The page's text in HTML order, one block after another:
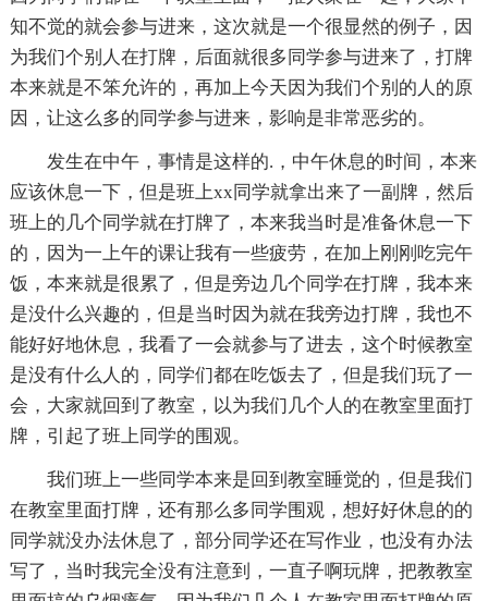
知不觉的就会参与进来，这次就是一个很显然的例子，因
为我们个别人在打牌，后面就很多同学参与进来了，打牌
本来就是不笨允许的，再加上今天因为我们个别的人的原
因，让这么多的同学参与进来，影响是非常恶劣的。
发生在中午，事情是这样的.，中午休息的时间，本来
应该休息一下，但是班上xx同学就拿出来了一副牌，然后
班上的几个同学就在打牌了，本来我当时是准备休息一下
的，因为一上午的课让我有一些疲劳，在加上刚刚吃完午
饭，本来就是很累了，但是旁边几个同学在打牌，我本来
是没什么兴趣的，但是当时因为就在我旁边打牌，我也不
能好好地休息，我看了一会就参与了进去，这个时候教室
是没有什么人的，同学们都在吃饭去了，但是我们玩了一
会，大家就回到了教室，以为我们几个人的在教室里面打
牌，引起了班上同学的围观。
我们班上一些同学本来是回到教室睡觉的，但是我们
在教室里面打牌，还有那么多同学围观，想好好休息的的
同学就没办法休息了，部分同学还在写作业，也没有办法
写了，当时我完全没有注意到，一直子啊玩牌，把教教室